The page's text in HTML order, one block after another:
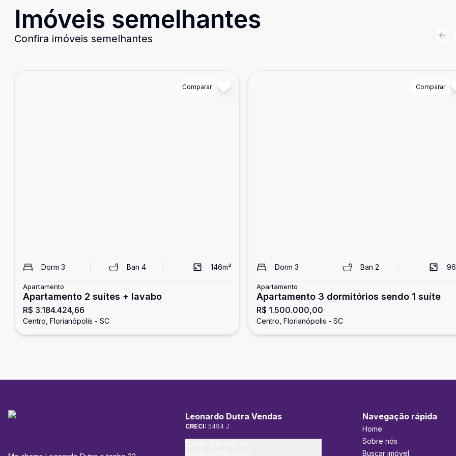
Imóveis semelhantes
Confira imóveis semelhantes
Comparar
Dorm 3 Ban 4 146m²
Apartamento
Apartamento 2 suítes + lavabo
R$ 3.184.424,66
Centro, Florianópolis - SC
Comparar
Dorm 3 Ban 2 96
Apartamento
Apartamento 3 dormitórios sendo 1 suíte
R$ 1.500.000,00
Centro, Florianópolis - SC
Leonardo Dutra Vendas
CRECI: 5494 J
Navegação rápida
Home
Sobre nós
Buscar imóvel